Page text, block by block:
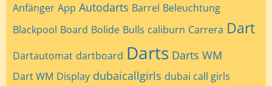
Anfänger App Autodarts Barrel Beleuchtung
Blackpool Board Bolide Bulls caliburn Carrera Dart
Dartautomat dartboard Darts Darts WM
Dart WM Display dubaicallgirls dubai call girls